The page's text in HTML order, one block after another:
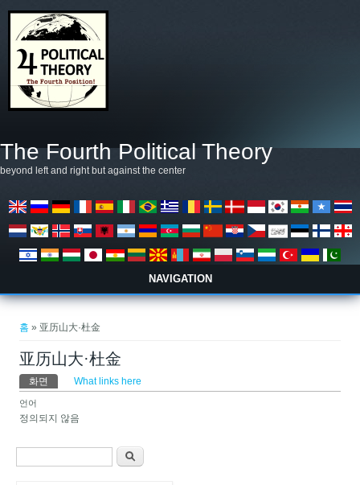
The Fourth Political Theory
beyond left and right but against the center
NAVIGATION
홈 » 亚历山大·杜金
亚历山大·杜金
기본탭
화면 (활성탭)What links here
언어
정의되지 않음